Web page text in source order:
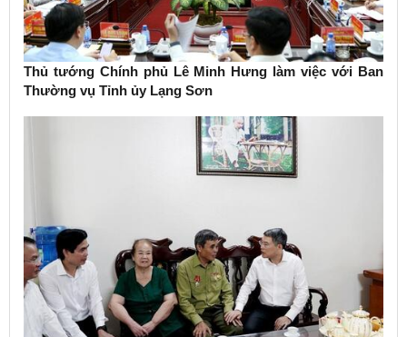
Thủ tướng Chính phủ Lê Minh Hưng làm việc với Ban
Thường vụ Tỉnh ủy Lạng Sơn